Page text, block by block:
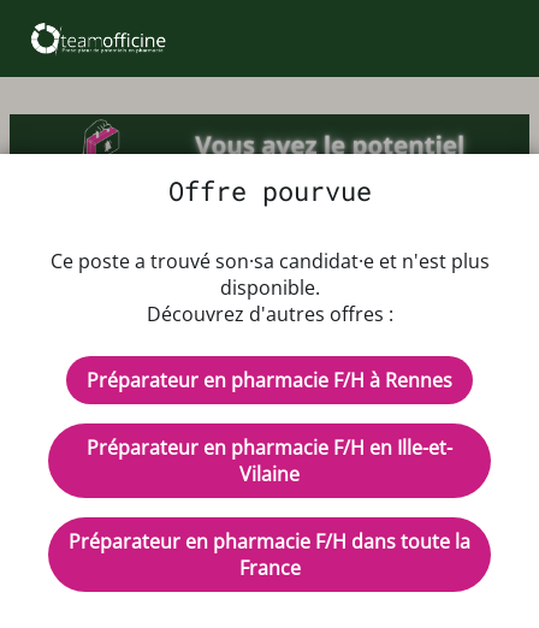
Offre d'emploi Préparateur en
pharmacie F/H
À partir du 01/09/2026
Coefficient 300
Rémunération : selon ancienneté
CDI - Temps plein
Description de l'offre d'emploi
Nous recherchons un préparateur en pharmacie H/F
pour rejoindre notre équipe dynamique dans une
Offre pourvue
Ce poste a trouvé son·sa candidat·e et n'est plus
disponible.
Découvrez d'autres offres :
Préparateur en pharmacie F/H à Rennes
Préparateur en pharmacie F/H en Ille-et-
Vilaine
Préparateur en pharmacie F/H dans toute la
France